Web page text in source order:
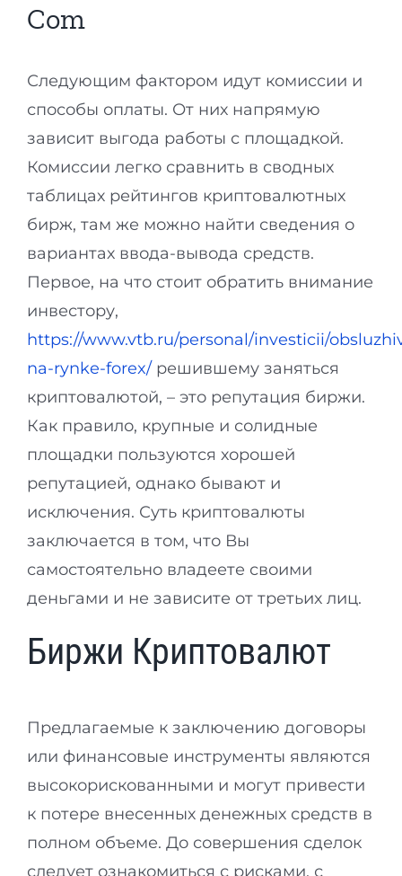
Com
Следующим фактором идут комиссии и
способы оплаты. От них напрямую
зависит выгода работы с площадкой.
Комиссии легко сравнить в сводных
таблицах рейтингов криптовалютных
бирж, там же можно найти сведения о
вариантах ввода-вывода средств.
Первое, на что стоит обратить внимание
инвестору,
https://www.vtb.ru/personal/investicii/
na-rynke-forex/ решившему заняться
криптовалютой, – это репутация биржи.
Как правило, крупные и солидные
площадки пользуются хорошей
репутацией, однако бывают и
исключения. Суть криптовалюты
заключается в том, что Вы
самостоятельно владеете своими
деньгами и не зависите от третьих лиц.
Биржи Криптовалют
Предлагаемые к заключению договоры
или финансовые инструменты являются
высокорискованными и могут привести
к потере внесенных денежных средств в
полном объеме. До совершения сделок
следует ознакомиться с рисками, с